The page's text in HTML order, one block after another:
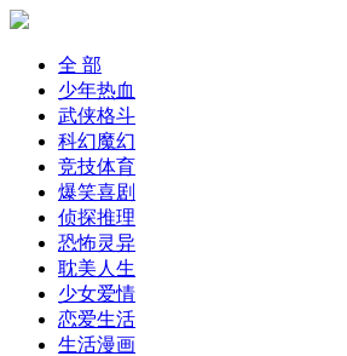
全 部
少年热血
武侠格斗
科幻魔幻
竞技体育
爆笑喜剧
侦探推理
恐怖灵异
耽美人生
少女爱情
恋爱生活
生活漫画